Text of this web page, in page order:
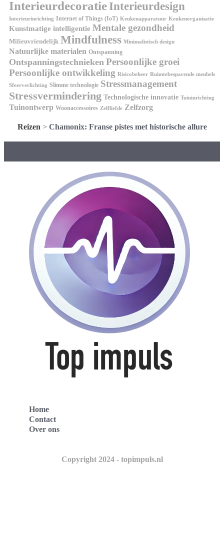
InterieurdecoratieInterieurdesign
Interieurinrichting Internet of Things (IoT) Keukenapparatuur Keukenorganisatie
Kunstmatige intelligentie Mentale gezondheid
Milieuvriendelijk Mindfulness Minimalistisch design
Natuurlijke materialen Ontspanning
Ontspanningstechnieken Persoonlijke groei
Persoonlijke ontwikkeling Risicobeheer Ruimtebesparende meubels
Sfeerverlichting Slimme technologie Stressmanagement
Stressvermindering Technologische innovatie Tuininrichting
Tuinontwerp Woonaccessoires Zelfliefde Zelfzorg
Reizen> Chamonix: Franse pistes met historische allure
Home
Contact
Over ons
Copyright 2024 - topimpuls.nl